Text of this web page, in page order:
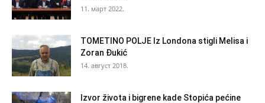
11. март 2022.
TOMETINO POLJE Iz Londona stigli Melisa i
Zoran Đukić
14. август 2018.
Izvor života i bigrene kade Stopića pećine